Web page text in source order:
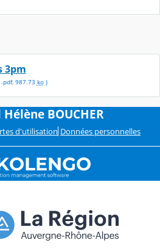
3pm
pdf, 987.73 ko)
BOUCHER
d'utilisation Données personnelles